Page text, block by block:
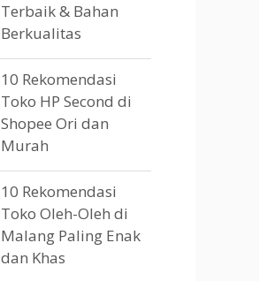
Terbaik & Bahan
Berkualitas
10 Rekomendasi
Toko HP Second di
Shopee Ori dan
Murah
10 Rekomendasi
Toko Oleh-Oleh di
Malang Paling Enak
dan Khas